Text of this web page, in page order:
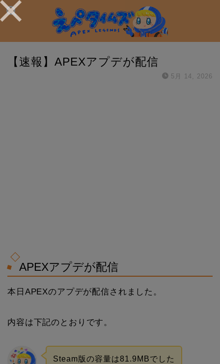
【速報】APEXアプデが配信
5月 14, 2026
APEXアプデが配信
本日APEXのアプデが配信されました。
内容は下記のとおりです。
Steam版の容量は81.9MBでした